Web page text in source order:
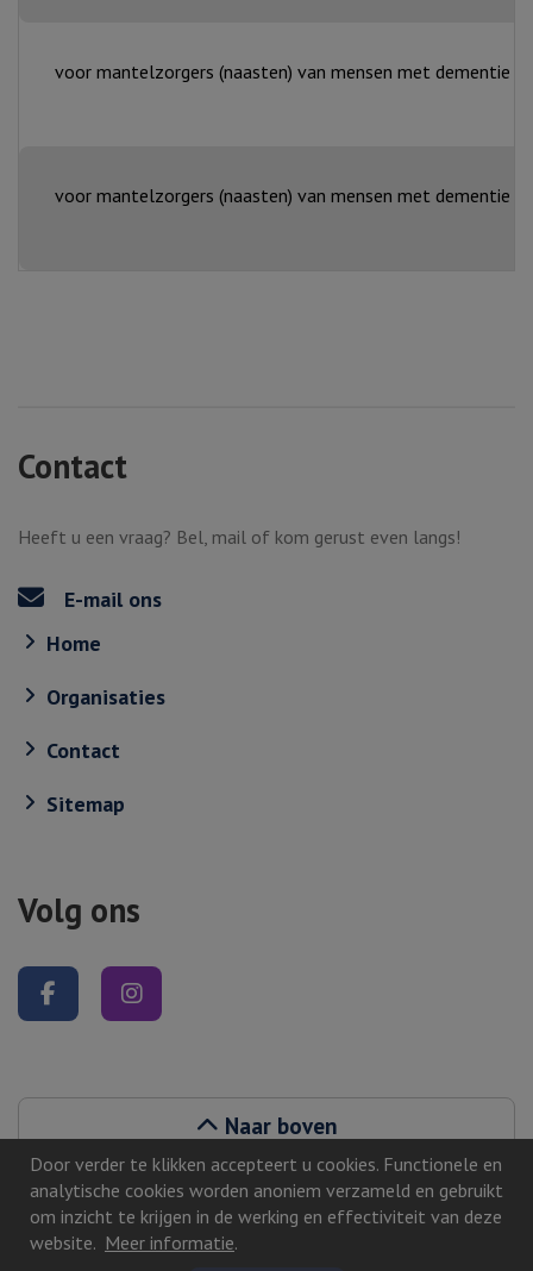
Door verder te klikken accepteert u cookies. Functionele en
analytische cookies worden anoniem verzameld en gebruikt
om inzicht te krijgen in de werking en effectiviteit van deze
website. Meer informatie.
voor mantelzorgers (naasten) van mensen met dementie
voor mantelzorgers (naasten) van mensen met dementie
Contact
Heeft u een vraag? Bel, mail of kom gerust even langs!
E-mail ons
Home
Organisaties
Contact
Sitemap
Volg ons
Volg ons op Facebook
Naar boven